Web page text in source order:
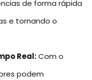
de forma rápida
e tornando o
Real:Com o
podem